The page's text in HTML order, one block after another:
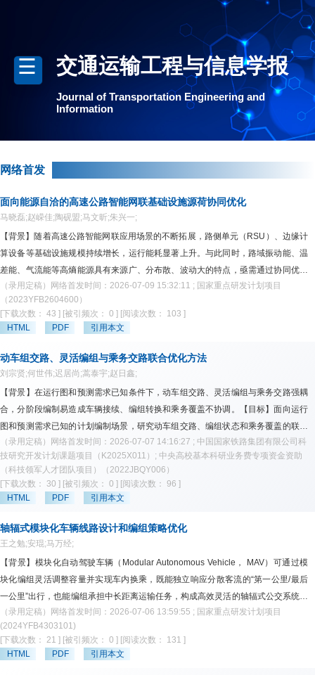
交通运输工程与信息学报
Journal of Transportation Engineering and
Information
网络首发
面向能源自洽的高速公路智能网联基础设施源荷协同优化
马晓磊;赵嵘佳;陶砚盟;马文昕;朱兴一;
【背景】随着高速公路智能网联应用场景的不断拓展，路侧单元（RSU）、边缘计
算设备等基础设施规模持续增长，运行能耗显著上升。与此同时，路域振动能、温
差能、气流能等高熵能源具有来源广、分布散、波动大的特点，亟需通过协同优化
提升其利用效率。【目标】提出一种面向高速公路智能网联基础设施的源荷协同优
化方法，以提升系统能源自洽能力。【方法】需求侧结合车辆泊松到达与聚类行驶
特征，构建RSU部署与动态功率控制模型。供给侧则建立多源高熵能源捕获装置双
求与能源出力之间的时空耦合关系。【数据】以成南高速既有智能网联示范路段和
新建高坪段为案例，结合交通流、车辆运行速度、气象条件、道路结构和能源捕获
装置输出数据，对所提模型进行验证。【结果】既有场景下，动态调节RSU通信范
围可实现26.2%的能耗节省，系统能源自给率达75.6%。新建场景下，协同优化
RSU布设间距与通信范围可节能29.5%，能源自给率达71.7%。敏感性分析确定在
购电电价合理波动范围内，系统能源自给率仍可维持在60%以上。结果表明，交通
流驱动的RSU动态功率控制可有效降低运行能耗，多源高熵能源协同部署可进一步
提升路域能源自给能力。【应用】研究结果可为高速公路智能网联设备的节能降耗
与本地供能协同优化提供决策参考，并为可再生能源时空分布不均条件下交通基础
设施的多源协同供能与低碳运行提供理论依据和技术支撑。
（录用定稿）网络首发时间：2026-07-09 15:32:11 ; 国家重点研发计划项目
（2023YFB2604600）
[下载次数： 43 ] [被引频次： 0 ] [阅读次数： 103 ]
HTML
PDF 引用本文
动车组交路、灵活编组与乘务交路联合优化方法
刘宗贤;何世伟;迟居尚;蒿泰宇;赵日鑫;
【背景】在运行图和预测需求已知条件下，动车组交路、灵活编组与乘务交路强耦
合，分阶段编制易造成车辆接续、编组转换和乘务覆盖不协调。【目标】面向运行
图和预测需求已知的计划编制场景，研究动车组交路、编组状态和乘务覆盖的联合
优化问题。模型同时考虑短编、重联和长编状态转换，以及换编能力、库存容量和
乘务覆盖约束。【方法】构建含短编、重联和长编状态的车次时空状态网络，建立
耦合编组选择、车辆状态弧流、换编能力、时变库存和乘务候选列选择的双目标0-1
混合整数规划模型，并采用Gurobi ε-约束法与FS-NSGA-Ⅱ-MEA算法求解。【结
MEA较普通NSGA-Ⅱ可行解获取更稳定。大规模算例中，算法获得满足关键约束的
可行近似解集。【结论】在确定性需求条件下，所建模型能够同时描述动车组交
路、编组状态转换和乘务覆盖之间的关联关系，所设计算法可用于较大规模算例的
可行方案搜索。
（录用定稿）网络首发时间：2026-07-07 14:16:27 ; 中国国家铁路集团有限公司科
技研究开发计划课题项目（K2025X011）; 中央高校基本科研业务费专项资金资助
（科技领军人才团队项目）（2022JBQY006）
[下载次数： 30 ] [被引频次： 0 ] [阅读次数： 96 ]
HTML
PDF 引用本文
轴辐式模块化车辆线路设计和编组策略优化
王之勉;安琨;马万经;
【背景】模块化自动驾驶车辆（Modular Autonomous Vehicle， MAV）可通过模
块化编组灵活调整容量并实现车内换乘，既能独立响应分散客流的“第一公里/最后
一公里”出行，也能编组承担中长距离运输任务，构成高效灵活的轴辐式公交系统。
【目标】为缓解传统地面公交供需动态匹配难、服务效率低等问题，提出一种基于
MAV的轴辐式公交系统设计方法，实现干线线路规划、换乘枢纽选址、干线编组与
客流分配策略的协同优化。【方法】构建两阶段规划框架：第一阶段基于客流空间
（录用定稿）网络首发时间：2026-07-06 13:59:55 ; 国家重点研发计划项目
(2024YFB4303101)
[下载次数： 21 ] [被引频次： 0 ] [阅读次数： 131 ]
HTML
PDF 引用本文